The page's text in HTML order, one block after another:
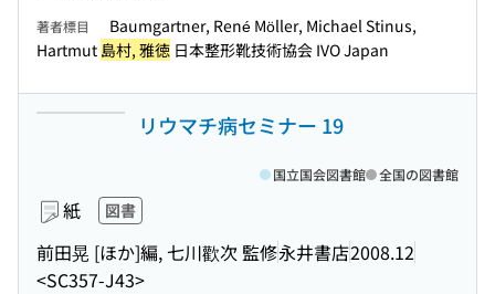
著者標目
Baumgartner, René Möller, Michael Stinus,
Hartmut 島村, 雅徳 日本整形靴技術協会 IVO Japan
リウマチ病セミナー 19
紙 図書
前田晃 [ほか]編, 七川歡次 監修永井書店2008.12
<SC357-J43>
国立国会図書館 全国の図書館